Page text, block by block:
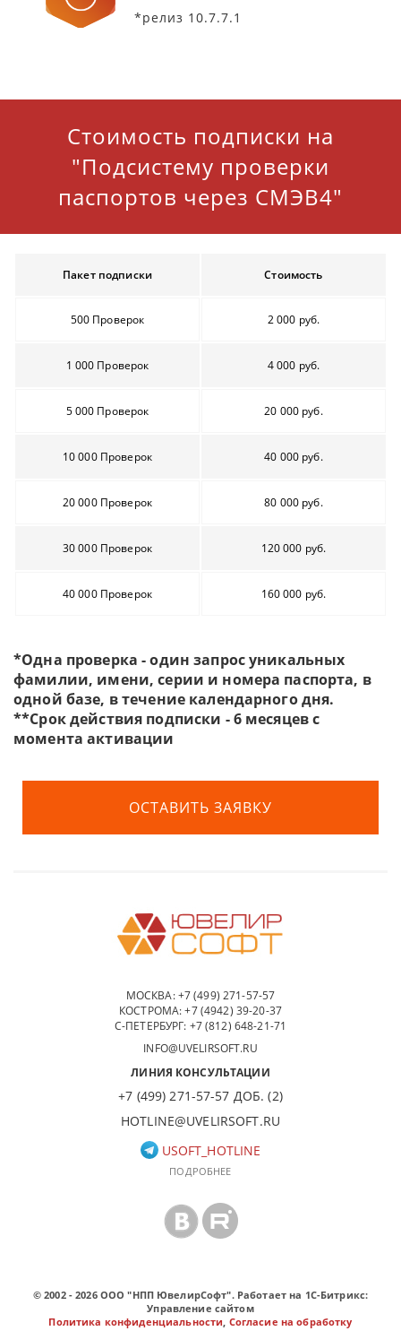
*релиз 10.7.7.1
Стоимость подписки на
"Подсистему проверки
паспортов через СМЭВ4"
Пакет подписки Стоимость
500 Проверок 2 000 руб.
1 000 Проверок 4 000 руб.
5 000 Проверок 20 000 руб.
10 000 Проверок 40 000 руб.
20 000 Проверок 80 000 руб.
30 000 Проверок 120 000 руб.
40 000 Проверок 160 000 руб.
*Одна проверка - один запрос уникальных
фамилии, имени, серии и номера паспорта, в
одной базе, в течение календарного дня.
**Срок действия подписки - 6 месяцев с
момента активации
ОСТАВИТЬ ЗАЯВКУ
ЛИНИЯ КОНСУЛЬТАЦИИ
+7 (499) 271-57-57 ДОБ. (2)
HOTLINE@UVELIRSOFT.RU
USOFT_HOTLINE
ПОДРОБНЕЕ
МОСКВА:+7 (499) 271-57-57
КОСТРОМА:+7 (4942) 39-20-37
С-ПЕТЕРБУРГ: +7 (812) 648-21-71
INFO@UVELIRSOFT.RU
© 2002 - 2026 ООО "НПП ЮвелирСофт". Работает на 1С-Битрикс:
Управление сайтом
Политика конфиденциальности, Согласие на обработку